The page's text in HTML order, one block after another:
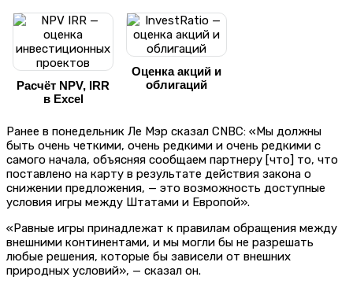
Расчёт NPV, IRR
в Excel
Оценка акций и
облигаций
Ранее в понедельник Ле Мэр сказал CNBC: «Мы должны
быть очень четкими, очень редкими и очень редкими с
самого начала, объясняя сообщаем партнеру [что] то, что
поставлено на карту в результате действия закона о
снижении предложения, — это возможность доступные
условия игры между Штатами и Европой».
«Равные игры принадлежат к правилам обращения между
внешними континентами, и мы могли бы не разрешать
любые решения, которые бы зависели от внешних
природных условий», — сказал он.